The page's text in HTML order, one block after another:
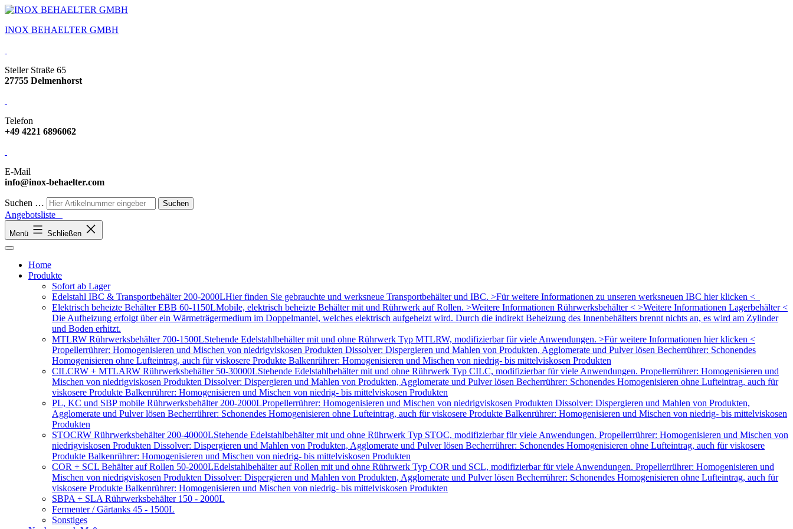
INOX BEHAELTER GMBH
Steller Straße 65
27755 Delmenhorst
Telefon
+49 4221 6896062
E-Mail
info@inox-behaelter.com
Suchen …
Angebotsliste
Menü Schließen
Home
Produkte
Sofort ab Lager
Edelstahl IBC & Transportbehälter 200-2000LHier finden Sie gebrauchte und werksneue Transportbehälter und IBC. >Für weitere Informationen zu unseren werksneuen IBC hier klicken <
Elektrisch beheizte Behälter EBB 60-1150LMobile, elektrisch beheizte Behälter mit und Rührwerk auf Rollen. >Weitere Informationen Rührwerksbehälter < >Weitere Informationen Lagerbehälter <
Die Aufheizung erfolgt über ein Wärmeträgermedium im Doppelmantel, welches elektrisch aufgeheizt wird. Durch die indirekt Beheizung des Innenbehälters brennt nichts an, es wird am Zylinder
und Boden erhitzt.
MTLRW Rührwerksbehälter 700-1500LStehende Edelstahlbehälter mit und ohne Rührwerk Typ MTLRW, modifizierbar für viele Anwendungen. >Für weitere Informationen hier klicken <
Propellerrührer: Homogenisieren und Mischen von niedrigviskosen Produkten Dissolver: Dispergieren und Mahlen von Produkten, Agglomerate und Pulver lösen Becherrührer: Schonendes
Homogenisieren ohne Lufteintrag, auch für viskosere Produkte Balkenrührer: Homogenisieren und Mischen von niedrig- bis mittelviskosen Produkten
CILCRW + MTLARW Rührwerksbehälter 50-30000LStehende Edelstahlbehälter mit und ohne Rührwerk Typ CILC, modifizierbar für viele Anwendungen. Propellerrührer: Homogenisieren und
Mischen von niedrigviskosen Produkten Dissolver: Dispergieren und Mahlen von Produkten, Agglomerate und Pulver lösen Becherrührer: Schonendes Homogenisieren ohne Lufteintrag, auch für
viskosere Produkte Balkenrührer: Homogenisieren und Mischen von niedrig- bis mittelviskosen Produkten
PL, KC und SBP mobile Rührwerksbehälter 200-2000LPropellerrührer: Homogenisieren und Mischen von niedrigviskosen Produkten Dissolver: Dispergieren und Mahlen von Produkten,
Agglomerate und Pulver lösen Becherrührer: Schonendes Homogenisieren ohne Lufteintrag, auch für viskosere Produkte Balkenrührer: Homogenisieren und Mischen von niedrig- bis mittelviskosen
Produkten
STOCRW Rührwerksbehälter 200-40000LStehende Edelstahlbehälter mit und ohne Rührwerk Typ STOC, modifizierbar für viele Anwendungen. Propellerrührer: Homogenisieren und Mischen von
niedrigviskosen Produkten Dissolver: Dispergieren und Mahlen von Produkten, Agglomerate und Pulver lösen Becherrührer: Schonendes Homogenisieren ohne Lufteintrag, auch für viskosere
Produkte Balkenrührer: Homogenisieren und Mischen von niedrig- bis mittelviskosen Produkten
COR + SCL Behälter auf Rollen 50-2000LEdelstahlbehälter auf Rollen mit und ohne Rührwerk Typ COR und SCL, modifizierbar für viele Anwendungen. Propellerrührer: Homogenisieren und
Mischen von niedrigviskosen Produkten Dissolver: Dispergieren und Mahlen von Produkten, Agglomerate und Pulver lösen Becherrührer: Schonendes Homogenisieren ohne Lufteintrag, auch für
viskosere Produkte Balkenrührer: Homogenisieren und Mischen von niedrig- bis mittelviskosen Produkten
SBPA + SLA Rührwerksbehälter 150 - 2000L
Fermenter / Gärtanks 45 - 1500L
Sonstiges